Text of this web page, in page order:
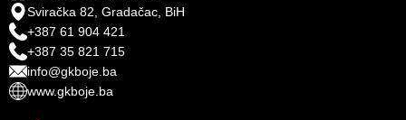
Sviračka 82, Gradačac, BiH
+387 61 904 421
+387 35 821 715
info@gkboje.ba
www.gkboje.ba